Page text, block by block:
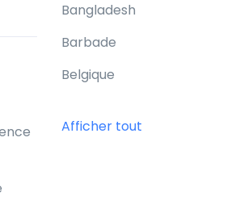
Bangladesh
Barbade
Belgique
Afficher tout